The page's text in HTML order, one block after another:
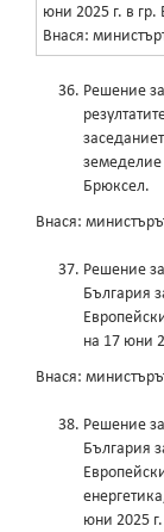
юни 2025 г. в
Внася:
Решение
земеделие
Брюксел.
Внася:
Решение
България
на 17 юни
Внася:
Решение
България
юни 2025